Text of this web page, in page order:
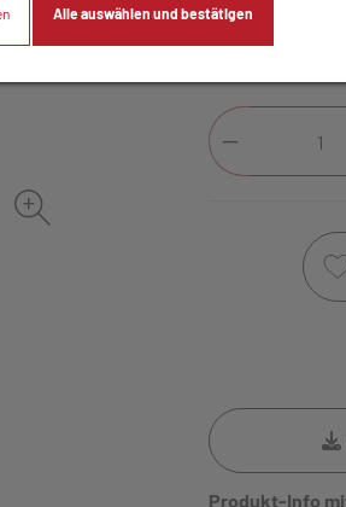
In
Produkt-Info
Alle auswählen und bestätigen